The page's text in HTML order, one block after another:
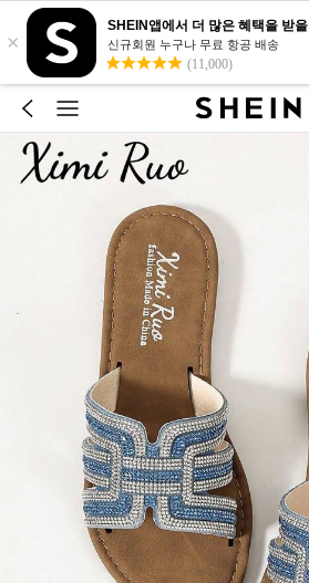
× 신규회원 누구나 무료 항공 배송
(11,000)